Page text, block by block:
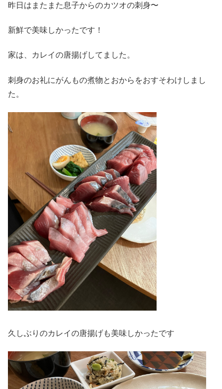
昨日はまたまた息子からのカツオの刺身〜
新鮮で美味しかったです！
家は、カレイの唐揚げしてました。
刺身のお礼にがんもの煮物とおからをおすそわけしまし
た。
久しぶりのカレイの唐揚げも美味しかったです